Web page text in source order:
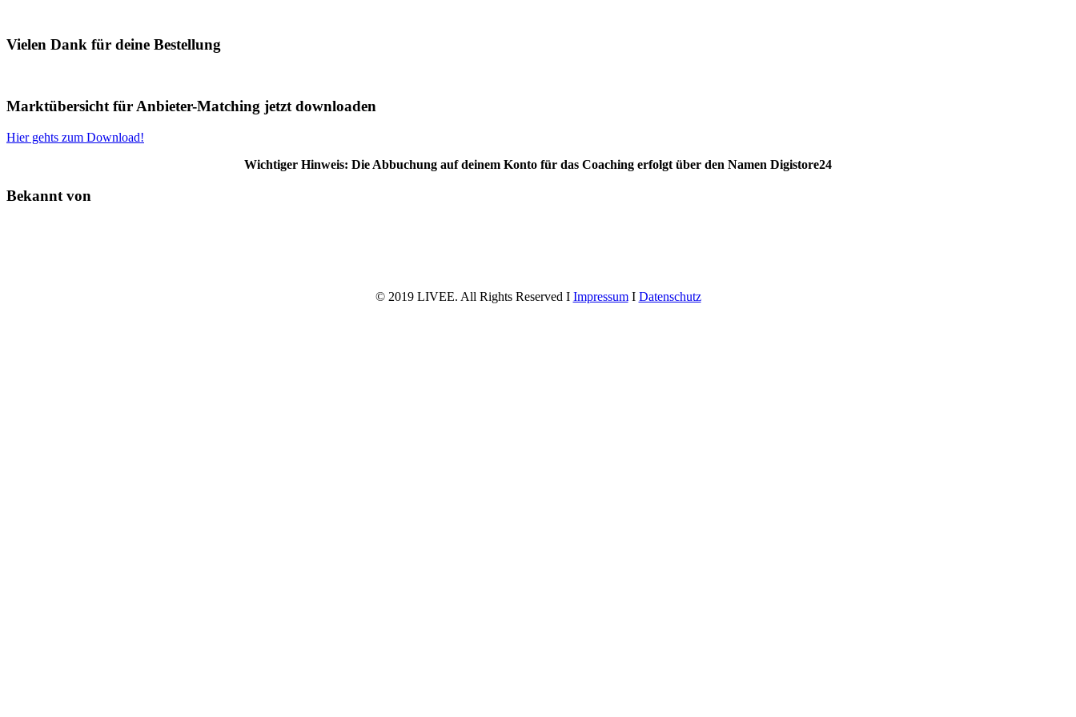
Vielen Dank für deine Bestellung
Marktübersicht für Anbieter-Matching jetzt downloaden
Hier gehts zum Download!
Wichtiger Hinweis: Die Abbuchung auf deinem Konto für das Coaching erfolgt über den Namen Digistore24
Bekannt von
© 2019 LIVEE. All Rights Reserved I ImpressumI Datenschutz